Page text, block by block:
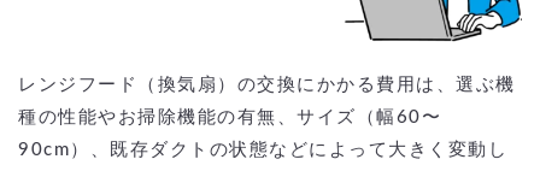
レンジフード（換気扇）の交換にかかる費用は、選ぶ機
種の性能やお掃除機能の有無、サイズ（幅60〜
90cm）、既存ダクトの状態などによって大きく変動し